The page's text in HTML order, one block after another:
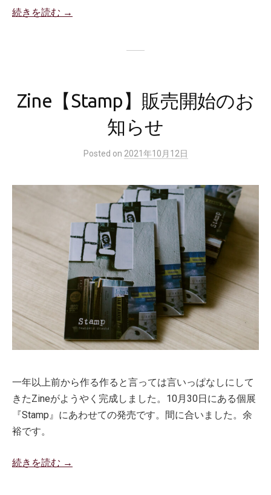
続きを読む →
Zine【Stamp】販売開始のお
知らせ
Posted on 2021年10月12日
一年以上前から作る作ると言っては言いっぱなしにして
きたZineがようやく完成しました。10月30日にある個展
『Stamp』にあわせての発売です。間に合いました。余
裕です。
続きを読む →